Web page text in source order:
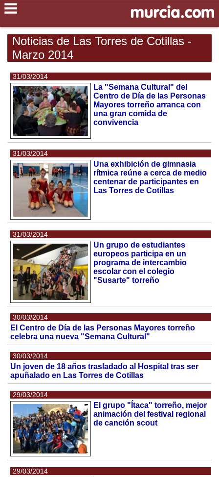
Noticias de Las Torres de Cotillas -
Marzo 2014
31/03/2014
La "Semana Cultural" del
Centro de Día de las Personas
Mayores torreño arranca con
una gran comida de
convivencia
31/03/2014
Una exhibición de gimnasia
rítmica reúne a cerca de medio
centenar de participantes en
Las Torres de Cotillas
31/03/2014
Un grupo de estudiantes
europeos participa en un
programa de intercambio
escolar con el colegio
"Susarte" torreño
30/03/2014
El Centro de Día de las Personas Mayores torreño
celebra una nueva "Semana Cultural"
30/03/2014
Un joven de 18 años trasladado al Hospital tras ser
apuñalado en Las Torres de Cotillas
29/03/2014
El grupo "Ítaca" torreño, mejor
animación del festival regional
de canción scout
29/03/2014